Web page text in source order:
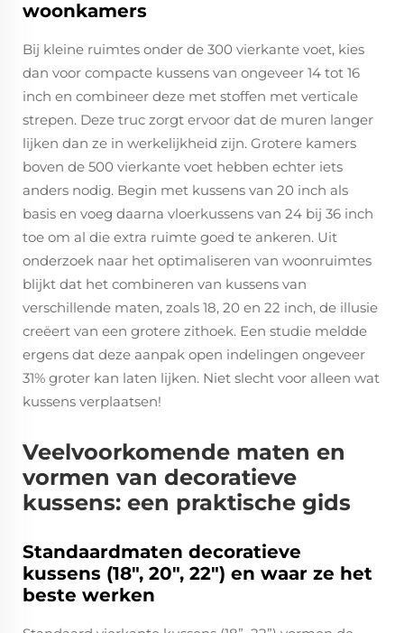
woonkamers
Bij kleine ruimtes onder de 300 vierkante voet, kies
dan voor compacte kussens van ongeveer 14 tot 16
inch en combineer deze met stoffen met verticale
strepen. Deze truc zorgt ervoor dat de muren langer
lijken dan ze in werkelijkheid zijn. Grotere kamers
boven de 500 vierkante voet hebben echter iets
anders nodig. Begin met kussens van 20 inch als
basis en voeg daarna vloerkussens van 24 bij 36 inch
toe om al die extra ruimte goed te ankeren. Uit
onderzoek naar het optimaliseren van woonruimtes
blijkt dat het combineren van kussens van
verschillende maten, zoals 18, 20 en 22 inch, de illusie
creëert van een grotere zithoek. Een studie meldde
ergens dat deze aanpak open indelingen ongeveer
31% groter kan laten lijken. Niet slecht voor alleen wat
kussens verplaatsen!
Veelvoorkomende maten en
vormen van decoratieve
kussens: een praktische gids
Standaardmaten decoratieve
kussens (18", 20", 22") en waar ze het
beste werken